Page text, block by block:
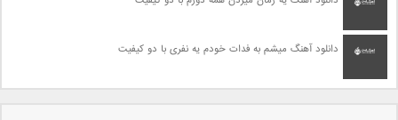
دانلود آهنگ میشم به فدات خودم یه نفری با دو کیفیت